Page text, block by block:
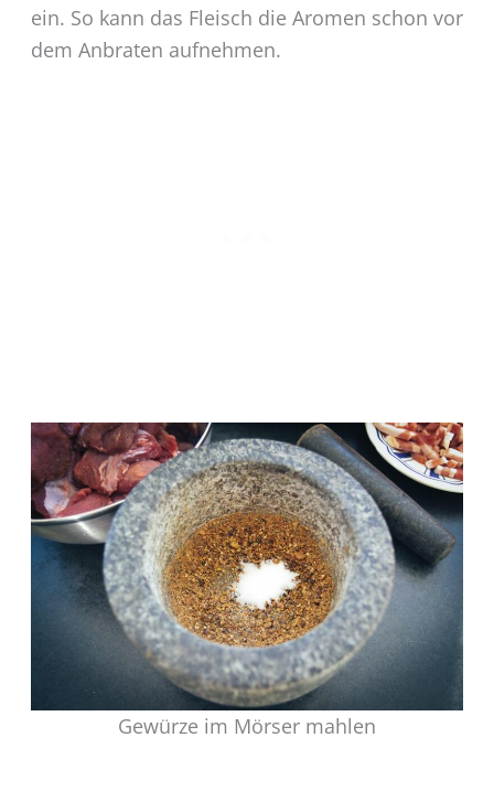
ein. So kann das Fleisch die Aromen schon vor
dem Anbraten aufnehmen.
Gewürze im Mörser mahlen